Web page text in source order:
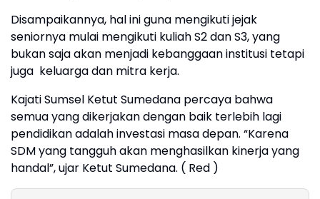
Disampaikannya, hal ini guna mengikuti jejak
seniornya mulai mengikuti kuliah S2 dan S3, yang
bukan saja akan menjadi kebanggaan institusi tetapi
juga keluarga dan mitra kerja.
Kajati Sumsel Ketut Sumedana percaya bahwa
semua yang dikerjakan dengan baik terlebih lagi
pendidikan adalah investasi masa depan. “Karena
SDM yang tangguh akan menghasilkan kinerja yang
handal”, ujar Ketut Sumedana. ( Red )